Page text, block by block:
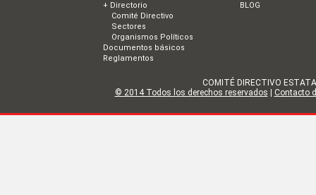
+ Directorio
Comité Directivo
Sectores
Organismos Políticos
Documentos básicos
Reglamentos
BLOG
COMITÉ DIRECTIVO
© 2014 Todos los derechos reservados
Contacto